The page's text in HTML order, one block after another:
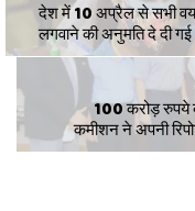
देश में 10 अप्रैल से सभी
लगवाने की अनुमति दे दी गई
100 करोड़ रुपये
कमीशन ने अपनी